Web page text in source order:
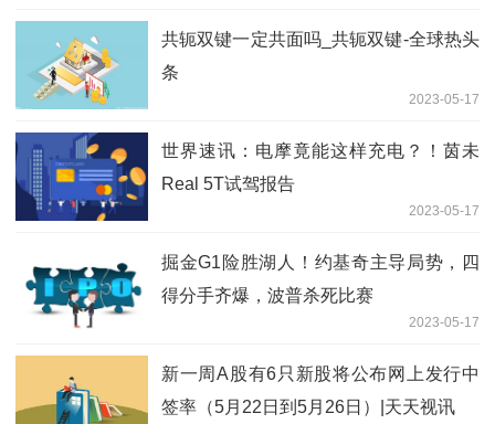
共轭双键一定共面吗_共轭双键-全球热头
条
2023-05-17
世界速讯：电摩竟能这样充电？！茵未
Real 5T试驾报告
2023-05-17
掘金G1险胜湖人！约基奇主导局势，四
得分手齐爆，波普杀死比赛
2023-05-17
新一周A股有6只新股将公布网上发行中
签率（5月22日到5月26日）|天天视讯